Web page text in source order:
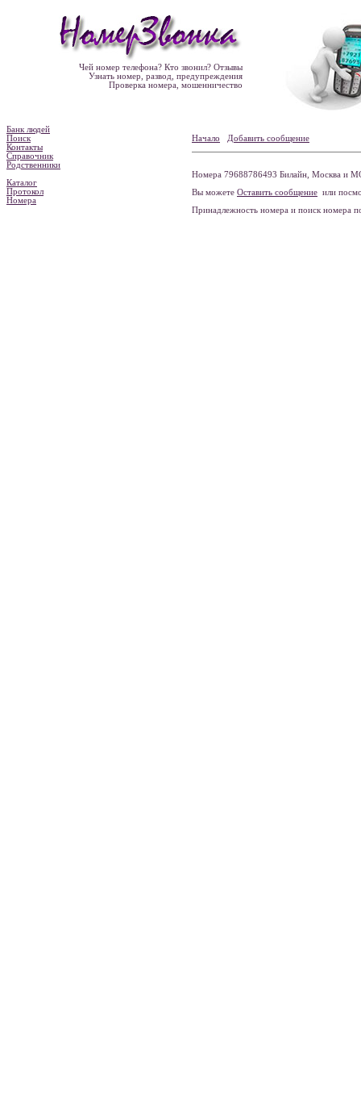
Чей номер телефона? Кто звонил? Отзывы
Узнать номер, развод, предупреждения
Проверка номера, мошенничество
Банк людей
Поиск
Контакты
Справочник
Родственники
Каталог
Протокол
Номера
Начало Добавить сообщение
Номера 79688786493 Билайн, Москва и
Вы можете Оставить сообщение или
Принадлежность номера и поиск номера